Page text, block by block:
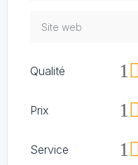
Qualité 1
Prix 1
Service 1